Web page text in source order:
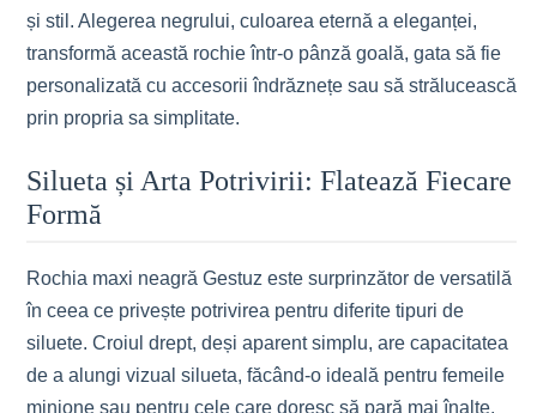
și stil. Alegerea negrului, culoarea eternă a eleganței,
transformă această rochie într-o pânză goală, gata să fie
personalizată cu accesorii îndrăznețe sau să strălucească
prin propria sa simplitate.
Silueta și Arta Potrivirii: Flatează Fiecare
Formă
Rochia maxi neagră Gestuz este surprinzător de versatilă
în ceea ce privește potrivirea pentru diferite tipuri de
siluete. Croiul drept, deși aparent simplu, are capacitatea
de a alungi vizual silueta, făcând-o ideală pentru femeile
minione sau pentru cele care doresc să pară mai înalte.